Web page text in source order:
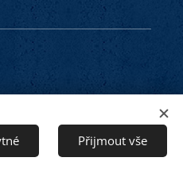
Přijmout vše